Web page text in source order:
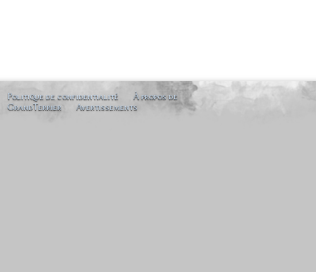
Politique de confidentialité
À propos de
GrandTerrier
Avertissements